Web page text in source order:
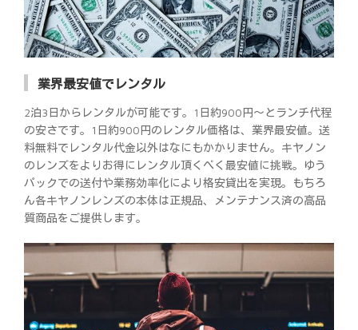
業界最安値でレンタル
2泊3日からレンタルが可能です。1日約900円～とランチ代程
の安さです。1日約900円のレンタル価格は、業界最安値。送
料無料でレンタル代金以外はなにもかかりません。キヤノン
のレンズをよりお得にレンタル頂くべく最安値に挑戦。ゆう
パックでの送付や業務効率化により格安貸出を実現。もちろ
ん各キヤノンレンズの本体は正規品、メンテナンス済の高品
質商品をご提供します。